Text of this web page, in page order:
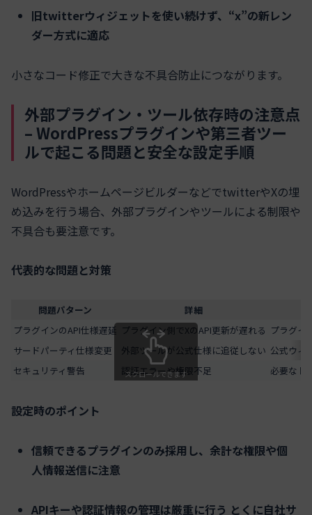
旧twitterウィジェットを使い続けず、“x”の新レン
ダー方式に適応
小さなコード修正で大きな不具合防止につながります。
外部プラグイン・ツール依存時の注意点
– WordPressプラグインや第三者ツー
ルで起こる問題と安全な設定手順
WordPressやホームページビルダーなどでtwitterやXの埋
め込みを行う場合、外部プラグインやツールによる制限や
不具合も要注意です。
代表的な問題と対策
問題パターン
詳細
プラグインのAPI仕様遅延 プラグイン側でXのAPI更新が遅れる プラグイ
サードパーティ仕様変更
外部ツールが公式仕様に追従しない 公式ウィ
セキュリティ警告
認証エラーや権限不足 必要なト
スクロールできます
設定時のポイント
信頼できるプラグインのみ採用し、余計な権限や個
人情報送信に注意
APIキーや認証情報の管理は厳重に行う とくに自社サ